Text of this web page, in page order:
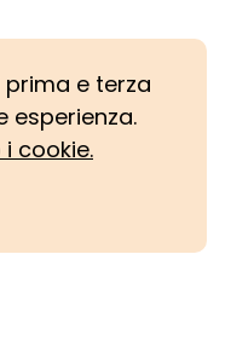
e terza
esperienza.
cookie.